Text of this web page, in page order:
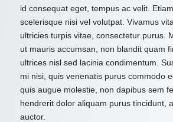
id consequat eget, tempus ac velit.
scelerisque nisi vel volutpat. Vivamus
ultricies turpis vitae, consectetur purus.
ut mauris accumsan, non blandit quam
ultrices nisl sed lacinia condimentum.
mi nisi, quis venenatis purus commodo
quis augue molestie, non dapibus sem
hendrerit dolor aliquam purus tincidunt,
auctor.